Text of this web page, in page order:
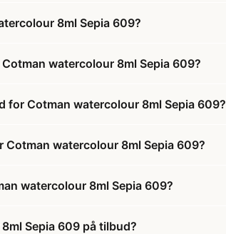
8ml Sepia 609?
watercolour 8ml Sepia 609?
for Cotman watercolour 8ml Sepia 609?
Cotman watercolour 8ml Sepia 609?
watercolour 8ml Sepia 609?
Sepia 609 på tilbud?